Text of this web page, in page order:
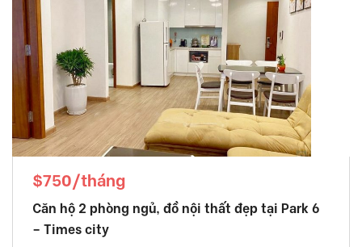
$750/tháng
Căn hộ 2 phòng ngủ, đồ nội thất đẹp tại Park 6
– Times city